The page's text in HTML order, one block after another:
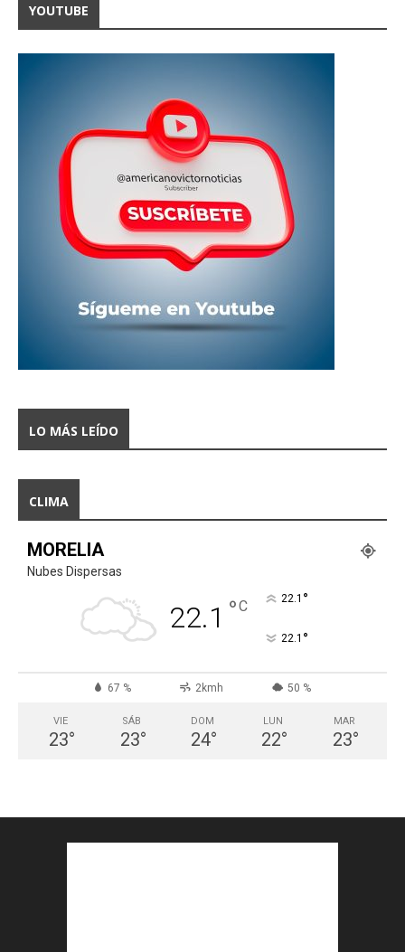
YOUTUBE
LO MÁS LEÍDO
CLIMA
MORELIA
Nubes Dispersas
22.1 °C 22.1 °
22.1 °
67 % 2kmh 50 %
VIE
23°
SÁB
23°
DOM
24°
LUN
22°
MAR
23°